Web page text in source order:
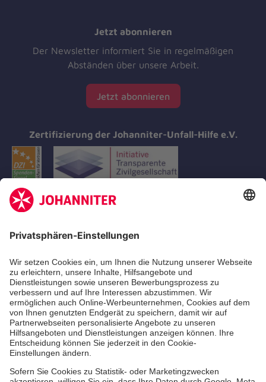
Jetzt abonnieren
Der Newsletter informiert Sie in regelmäßigen
Abständen über unsere Arbeit.
Jetzt abonnieren
Zertifizierung der Johanniter-Unfall-Hilfe e.V.
Aus- & Fortbildungen
Erste-Hilfe-Kurse
Jobs & Ehrenamt
Freiwilligendienst
Spendenprojekte
Johanniter-Jugend